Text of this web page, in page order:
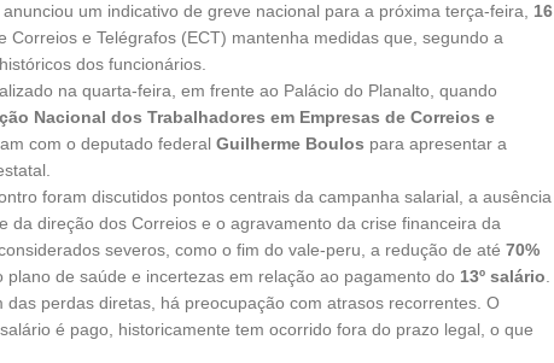
um indicativo de greve nacional para a próxima terça-feira, 16
Correios e Telégrafos (ECT) mantenha medidas que, segundo a
dos funcionários.
na quarta-feira, em frente ao Palácio do Planalto, quando
Nacional dos Trabalhadores em Empresas de Correios e
com o deputado federal Guilherme Boulos para apresentar a
foram discutidos pontos centrais da campanha salarial, a ausência
da direção dos Correios e o agravamento da crise financeira da
severos, como o fim do vale-peru, a redução de até 70%
plano de saúde e incertezas em relação ao pagamento do 13º salário
perdas diretas, há preocupação com atrasos recorrentes. O
é pago, historicamente tem ocorrido fora do prazo legal, o que